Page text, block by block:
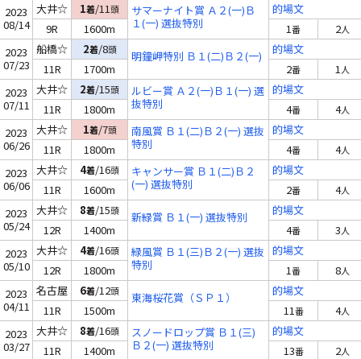
2023
08/14
大井☆ 1着/11頭
サマーナイト賞 Ａ２(一)Ｂ
１(一) 選抜特別
的場文
9R
1600m 1番 2人
2023
07/23
船橋☆ 2着/8頭 明鐘岬特別 Ｂ１(二)Ｂ２(一)
的場文
11R
1700m 2番 1人
2023
07/11
大井☆ 2着/15頭
ルビー賞 Ａ２(一)Ｂ１(一) 選
抜特別
的場文
11R
1800m 4番 4人
2023
06/26
大井☆ 1着/7頭
南風賞 Ｂ１(二)Ｂ２(一) 選抜
特別
的場文
11R
1800m 4番 4人
2023
06/06
大井☆ 4着/16頭
キャンサー賞 Ｂ１(二)Ｂ２
(一) 選抜特別
的場文
11R
1600m 2番 4人
2023
05/24
大井☆ 8着/15頭 新緑賞 Ｂ１(一) 選抜特別
的場文
12R
1400m 4番 3人
2023
05/10
大井☆ 4着/16頭
緑風賞 Ｂ１(三)Ｂ２(一) 選抜
特別
的場文
12R
1800m 1番 8人
2023
04/11
名古屋 6着/12頭 東海桜花賞（ＳＰ１）
的場文
11R
1500m 11番 4人
2023
03/27
大井☆ 8着/16頭
スノードロップ賞 Ｂ１(三)
Ｂ２(一) 選抜特別
的場文
11R
1400m 13番 2人